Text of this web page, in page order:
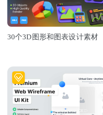
30个3D图形和图表设计素材